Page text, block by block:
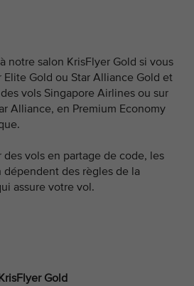
notre salon KrisFlyer Gold si vous
Elite Gold ou Star Alliance Gold et
vols Singapore Airlines ou sur
Alliance, en Premium Economy
des vols en partage de code, les
dépendent des règles de la
assure votre vol.
Gold